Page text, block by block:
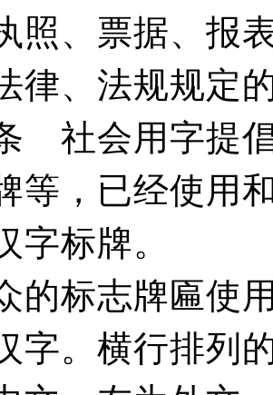
照、票据、报
律、法规规定
社会用字提
等，已经使用
字标牌。
的标志牌匾使
字。横行排列